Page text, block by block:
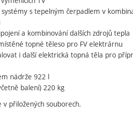
s tepelným čerpadlem v
a kombinování dalších zdrojů tepla
topné těleso pro FV elektrárnu
i další elektrická topná těla pro
nádrže 922 l
balení) 220 kg
v přiložených souborech.